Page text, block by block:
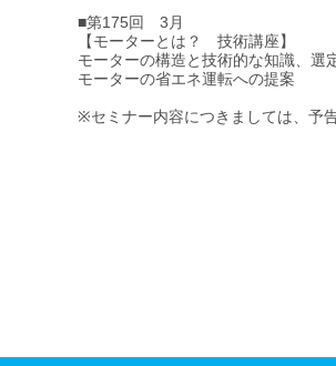
■第175回 3月
【モーターとは？ 技術講座】
モーターの構造と技術的な知識、選
モーターの省エネ運転への提案
※セミナー内容につきましては、予